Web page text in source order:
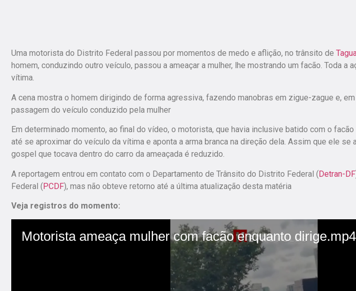
Uma motorista do Distrito Federal passou por momentos de medo e aflição, no trânsito de
homem, conduzindo outro veículo, passou a ameaçar a mulher, lhe mostrando um facão. Toda a
vítima.
A cena mostra o homem dirigindo de forma agressiva, fazendo manobras em zigue-zague e,
passagem do veículo conduzido pela mulher
Em determinado momento, ao final do vídeo, o motorista, que havia inclusive batido com o
até se aproximar do veículo da vítima e aponta a arma branca na direção dela. Assim que ele se
gospel que tocava dentro do carro da ameaçada é reduzido.
A reportagem entrou em contato com o Departamento de Trânsito do Distrito Federal (Detran-DF
Federal (PCDF), mas não obteve retorno até a última atualização desta matéria
Veja registros do momento: